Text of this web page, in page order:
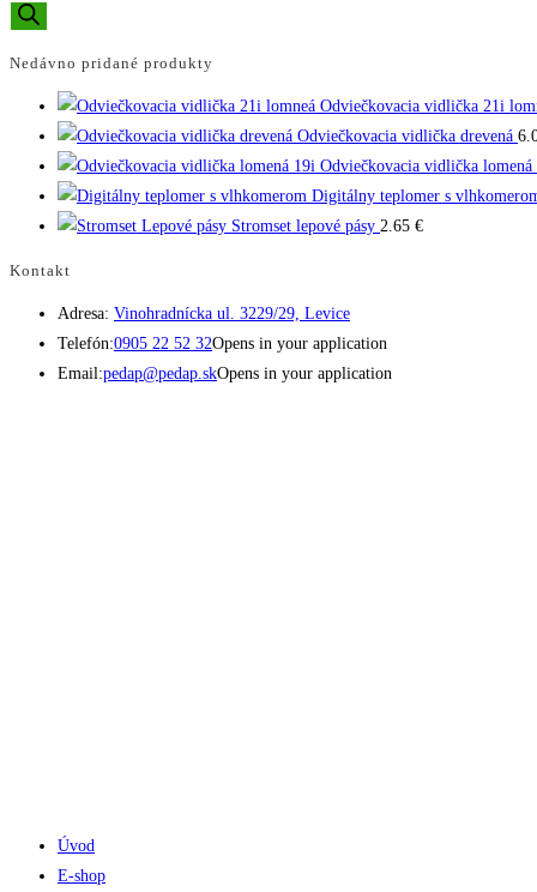
Nedávno pridané produkty
Odviečkovacia vidlička 21i
Odviečkovacia vidlička drevená
Odviečkovacia vidlička lomená
Digitálny teplomer s
Stromset lepové pásy 2.65 €
Kontakt
Adresa: Vinohradnícka ul. 3229/29, Levice
Telefón:0905 22 52 32Opens in your application
Email:pedap@pedap.skOpens in your application
Úvod
E-shop